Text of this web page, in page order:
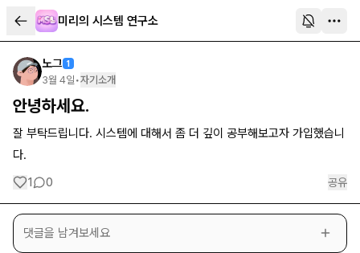
미리의 시스템 연구소
노그 1
3월 4일 •자기소개
안녕하세요.
잘 부탁드립니다. 시스템에 대해서 좀 더 깊이 공부해보고자 가입했습니
다.
1 0 공유
댓글을 남겨보세요